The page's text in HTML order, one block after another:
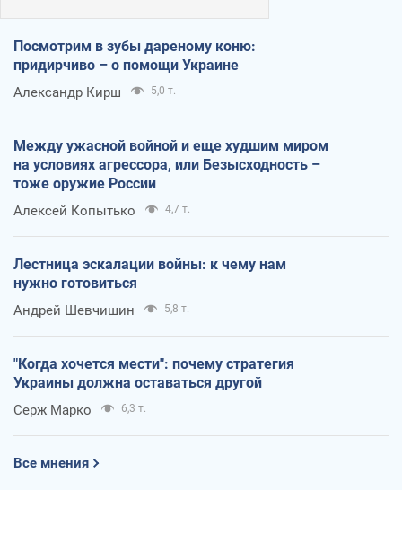
Посмотрим в зубы дареному коню:
придирчиво – о помощи Украине
Александр Кирш 5,0 т.
Между ужасной войной и еще худшим миром
на условиях агрессора, или Безысходность –
тоже оружие России
Алексей Копытько 4,7 т.
Лестница эскалации войны: к чему нам
нужно готовиться
Андрей Шевчишин 5,8 т.
"Когда хочется мести": почему стратегия
Украины должна оставаться другой
Серж Марко 6,3 т.
Все мнения